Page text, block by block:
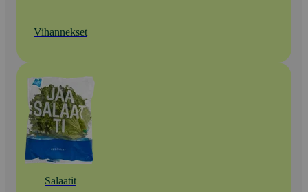
Vihannekset
Salaatit